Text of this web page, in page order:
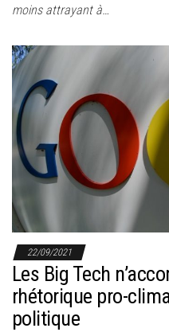
moins attrayant à…
22/09/2021
Les Big Tech
rhétorique pro-
politique